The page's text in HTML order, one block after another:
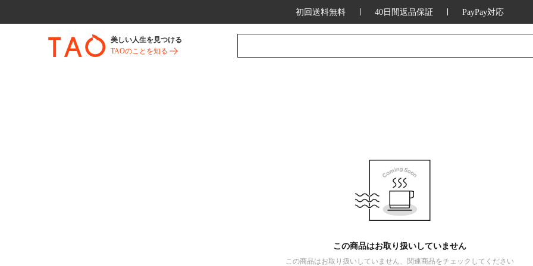
初回送料無料 40日間返品保証 PayPay対応
美しい人生を見つける
TAOのことを知る
この商品はお取り扱いしていません
この商品はお取り扱いしていません、関連商品をチェックしてください